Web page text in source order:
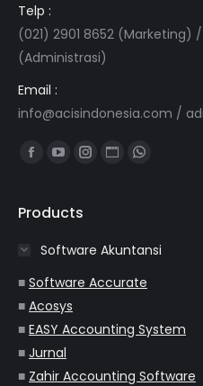
Telp :
(021) 2901 8652 (Marketing)
(Administrasi)
Email :
info@acisindonesia.com /
Find us on:
Facebook
opens
new
window
YouTube
opens
new
window
Instagram
new
window
Website
new
window
Whatsapp
new
window
Products
Software Akuntansi
■ Software Accurate
■ Acosys
■ EASY Accounting System
■ Jurnal
■ Zahir Accounting Software